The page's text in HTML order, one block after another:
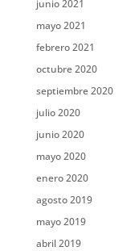
junio 2021
mayo 2021
febrero 2021
octubre 2020
septiembre 2020
julio 2020
junio 2020
mayo 2020
enero 2020
agosto 2019
mayo 2019
abril 2019